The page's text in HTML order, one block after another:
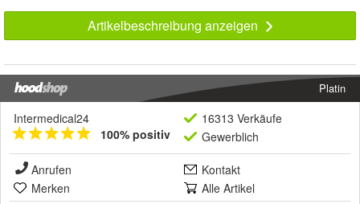
Artikelbeschreibung anzeigen
Platin
Intermedical24
100% positiv
16313 Verkäufe
Gewerblich
Anrufen
Kontakt
Merken
Alle Artikel